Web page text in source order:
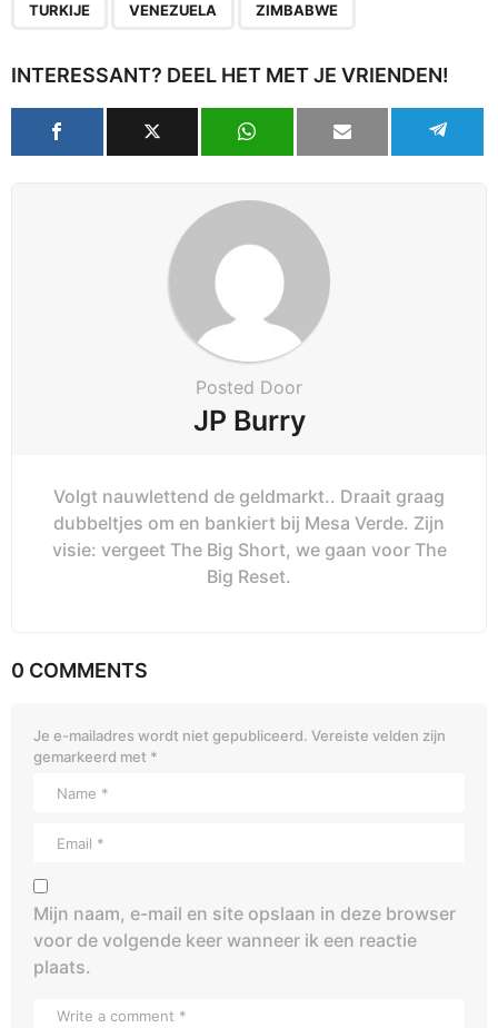
TURKIJE VENEZUELA ZIMBABWE
INTERESSANT? DEEL HET MET JE VRIENDEN!
Posted Door
JP Burry
Volgt nauwlettend de geldmarkt.. Draait graag
dubbeltjes om en bankiert bij Mesa Verde. Zijn
visie: vergeet The Big Short, we gaan voor The
Big Reset.
0 COMMENTS
Je e-mailadres wordt niet gepubliceerd. Vereiste velden zijn
gemarkeerd met *
Mijn naam, e-mail en site opslaan in deze browser
voor de volgende keer wanneer ik een reactie
plaats.